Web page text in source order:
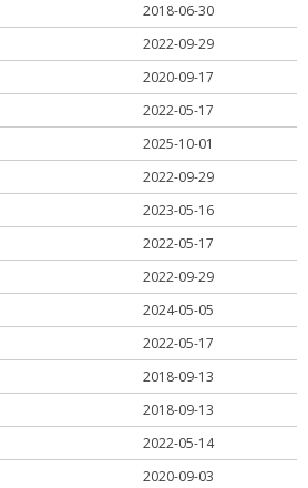
2018-06-30
2022-09-29
2020-09-17
2022-05-17
2025-10-01
2022-09-29
2023-05-16
2022-05-17
2022-09-29
2024-05-05
2022-05-17
2018-09-13
2018-09-13
2022-05-14
2020-09-03